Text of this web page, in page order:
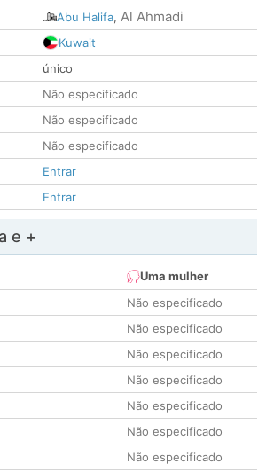
Abu Halifa, Al Ahmadi
Kuwait
único
Não especificado
Não especificado
Não especificado
Entrar
Entrar
e +
Uma mulher
Não especificado
Não especificado
Não especificado
Não especificado
Não especificado
Não especificado
Não especificado